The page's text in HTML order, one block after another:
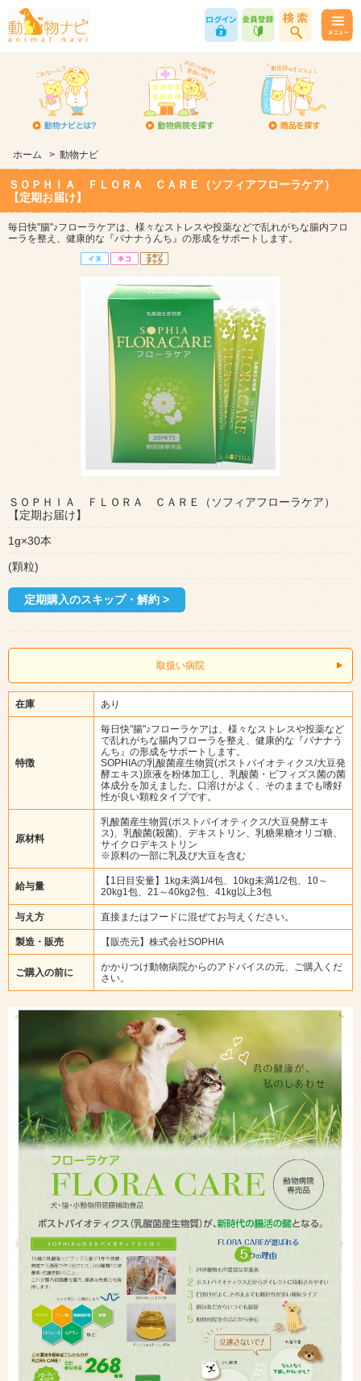
ホーム > 動物ナビ
ＳＯＰＨＩＡ ＦＬＯＲＡ ＣＡＲＥ（ソフィアフローラケア）
【定期お届け】
毎日快"腸"♪フローラケアは、様々なストレスや投薬などで乱れがちな腸内フロ
ーラを整え、健康的な『バナナうんち』の形成をサポートします。
ＳＯＰＨＩＡ ＦＬＯＲＡ ＣＡＲＥ（ソフィアフローラケア）
【定期お届け】
1g×30本
(顆粒)
定期購入のスキップ・解約 >
取扱い病院
在庫 あり
特徴
毎日快"腸"♪フローラケアは、様々なストレスや投薬など
で乱れがちな腸内フローラを整え、健康的な『バナナう
んち』の形成をサポートします。
SOPHIAの乳酸菌産生物質(ポストバイオティクス/大豆発
酵エキス)原液を粉体加工し、乳酸菌・ビフィズス菌の菌
体成分を加えました。口溶けがよく、そのままでも嗜好
性が良い顆粒タイプです。
原材料
乳酸菌産生物質(ポストバイオティクス/大豆発酵エキ
ス)、乳酸菌(殺菌)、デキストリン、乳糖果糖オリゴ糖、
サイクロデキストリン
※原料の一部に乳及び大豆を含む
給与量
【1日目安量】1kg未満1/4包、10kg未満1/2包、10～
20kg1包、21～40kg2包、41kg以上3包
与え方 直接またはフードに混ぜてお与えください。
製造・販売 【販売元】株式会社SOPHIA
ご購入の前に
かかりつけ動物病院からのアドバイスの元、ご購入くだ
さい。